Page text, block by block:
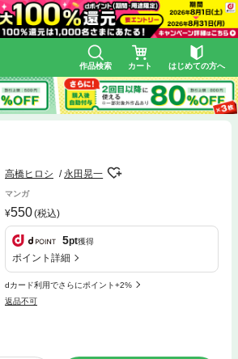
作品検索 カート はじめての方へ
高橋ヒロシ 永田晃一
マンガ
550(税込)
5pt獲得
ポイント詳細
dカード利用でさらにポイント+2%
返品不可